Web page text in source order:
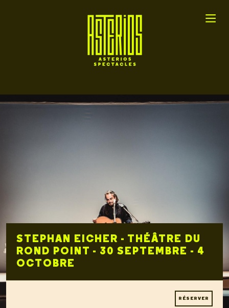
STEPHAN EICHER - THÉÂTRE DU
ROND POINT - 30 SEPTEMBRE - 4
OCTOBRE
RÉSERVER